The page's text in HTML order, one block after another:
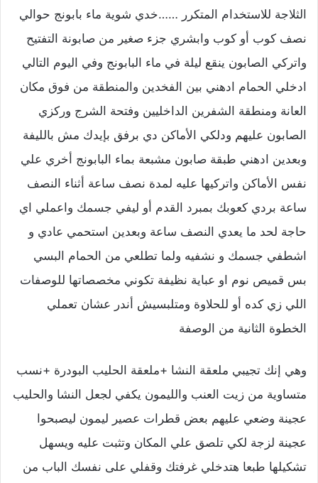
الثلاجة للاستخدام المتكرر ……خدي شوية ماء بابونج حوالي
نصف كوب أو كوب وابشري جزء صغير من صابونة التفتيح
واتركي الصابون ينقع ليلة في ماء البابونج وفي اليوم التالي
ادخلي الحمام ادهني بين الفخدين والمنطقة من فوق مكان
العانة ومنطقة الشفرين الداخليين وفتحة الشرج وركزي
الصابون عليهم ودلكي الأماكن دي برفق بإيدك مش بالليفة
وبعدين ادهني طبقة صابون مشبعة بماء البابونج أخري علي
نفس الأماكن واتركيها عليه لمدة نصف ساعة أثناء النصف
ساعة بردي كعوبك بمبرد القدم أو ليفي جسمك واعملي اي
حاجة لحد ما يعدي النصف ساعة وبعدين استحمي عادي و
اشطفي جسمك و نشفيه ولما تطلعي من الحمام البسي
بس قميص نوم او عباية نظيفة تكوني مخصصاتها للوصفات
اللي زي كده أو للحلاوة ومتلبسيش أندر عشان تعملي
الخطوة الثانية من الوصفة
وهي إنك تجيبي ملعقة النشا +ملعقة الحليب البودرة +نسب
متساوية من زيت العنب والليمون يكفي لجعل النشا والحليب
عجينة وضعي عليهم بعض قطرات عصير ليمون ليصبحوا
عجينة لزجة لكي تلصق علي المكان وتثبت عليه ويسهل
تشكيلها طبعا هتدخلي غرفتك وقفلي على نفسك الباب من